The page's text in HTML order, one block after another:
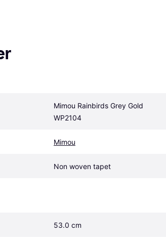
Mimou Rainbirds Grey Gold
WP2104
Mimou
Non woven tapet
53.0 cm